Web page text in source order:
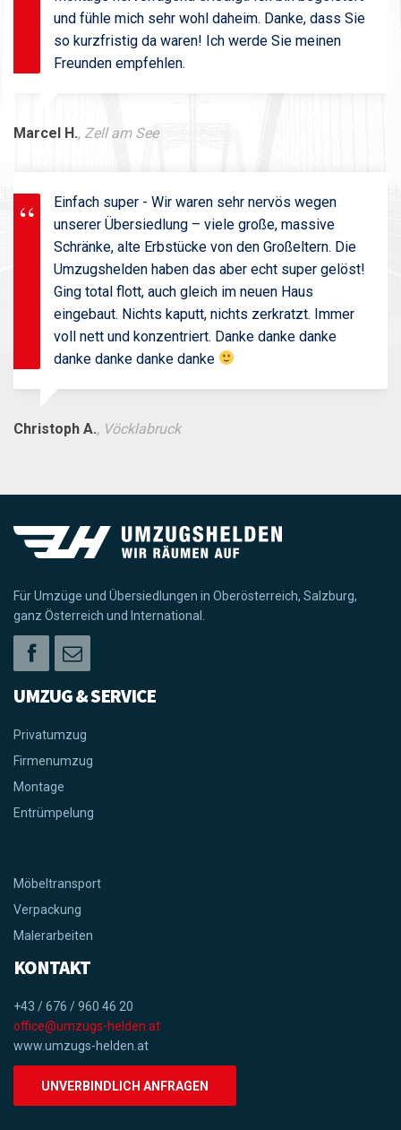
Montage hervorragend erledigt. Ich bin begeistert
und fühle mich sehr wohl daheim. Danke, dass Sie
so kurzfristig da waren! Ich werde Sie meinen
Einfach super - Wir waren sehr nervös wegen
unserer Übersiedlung – viele große, massive
Schränke, alte Erbstücke von den Großeltern. Die
Umzugshelden haben das aber echt super gelöst!
Ging total flott, auch gleich im neuen Haus
eingebaut. Nichts kaputt, nichts zerkratzt. Immer
voll nett und konzentriert. Danke danke danke
Für Umzüge und Übersiedlungen in Oberösterreich, Salzburg,
ganz Österreich und International.
Privatumzug
Firmenumzug
Montage
Möbeltransport
Verpackung
+43 / 676 / 960 46 20
office@umzugs-helden.at
www.umzugs-helden.at
UNVERBINDLICH ANFRAGEN